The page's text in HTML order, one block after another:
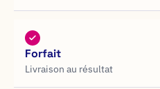
Forfait
Livraison au résultat